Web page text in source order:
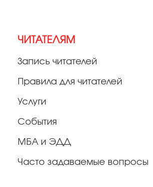
ЧИТАТЕЛЯМ
Запись читателей
Правила для читателей
Услуги
События
МБА и ЭДД
Часто задаваемые вопросы